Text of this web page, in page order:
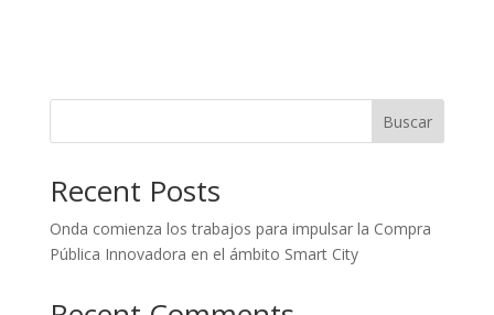
Buscar
Recent Posts
Onda comienza los trabajos para impulsar la Compra
Pública Innovadora en el ámbito Smart City